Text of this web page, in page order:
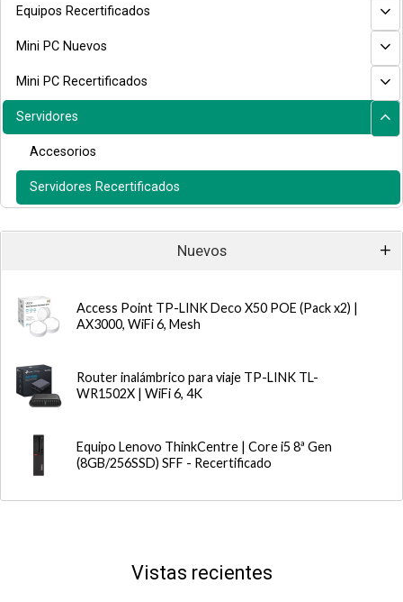
Equipos Recertificados
Mini PC Nuevos
Mini PC Recertificados
Servidores
Accesorios
Servidores Recertificados
Nuevos
Access Point TP-LINK Deco X50 POE (Pack x2) |
AX3000, WiFi 6, Mesh
Router inalámbrico para viaje TP-LINK TL-
WR1502X | WiFi 6, 4K
Equipo Lenovo ThinkCentre | Core i5 8ª Gen
(8GB/256SSD) SFF - Recertificado
Vistas recientes